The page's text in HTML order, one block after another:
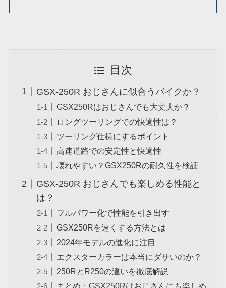
目次
GSX-250R おじさんに似合うバイクか？
GSX250Rはおじさんでも大丈夫か？
ロングツーリングでの快適性は？
ツーリング仕様にするポイント
高速道路での安定性と快適性
壊れやすい？GSX250Rの耐久性を検証
GSX-250R おじさんでも楽しめる性能と
は？
フルパワー化で性能を引き出す
GSX250Rを速くする方法とは
2024年モデルの進化に注目
エクスターカラーは本当にダサいのか？
250RとR250の違いを徹底解説
まとめ：GSX250Rはおじさんにも楽しめ